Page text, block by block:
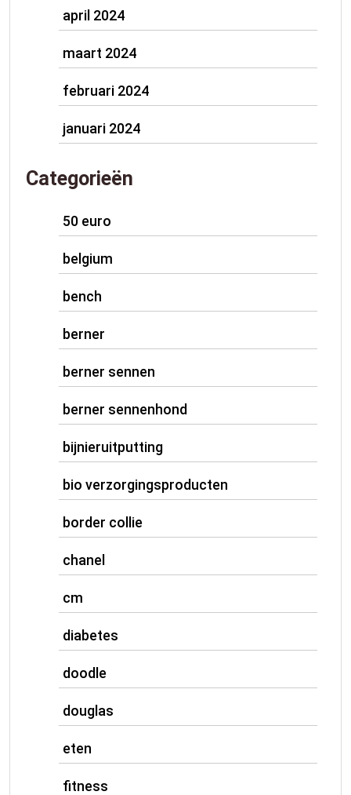
april 2024
maart 2024
februari 2024
januari 2024
Categorieën
50 euro
belgium
bench
berner
berner sennen
berner sennenhond
bijnieruitputting
bio verzorgingsproducten
border collie
chanel
cm
diabetes
doodle
douglas
eten
fitness